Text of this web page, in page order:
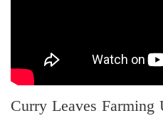
Curry Leaves Farming